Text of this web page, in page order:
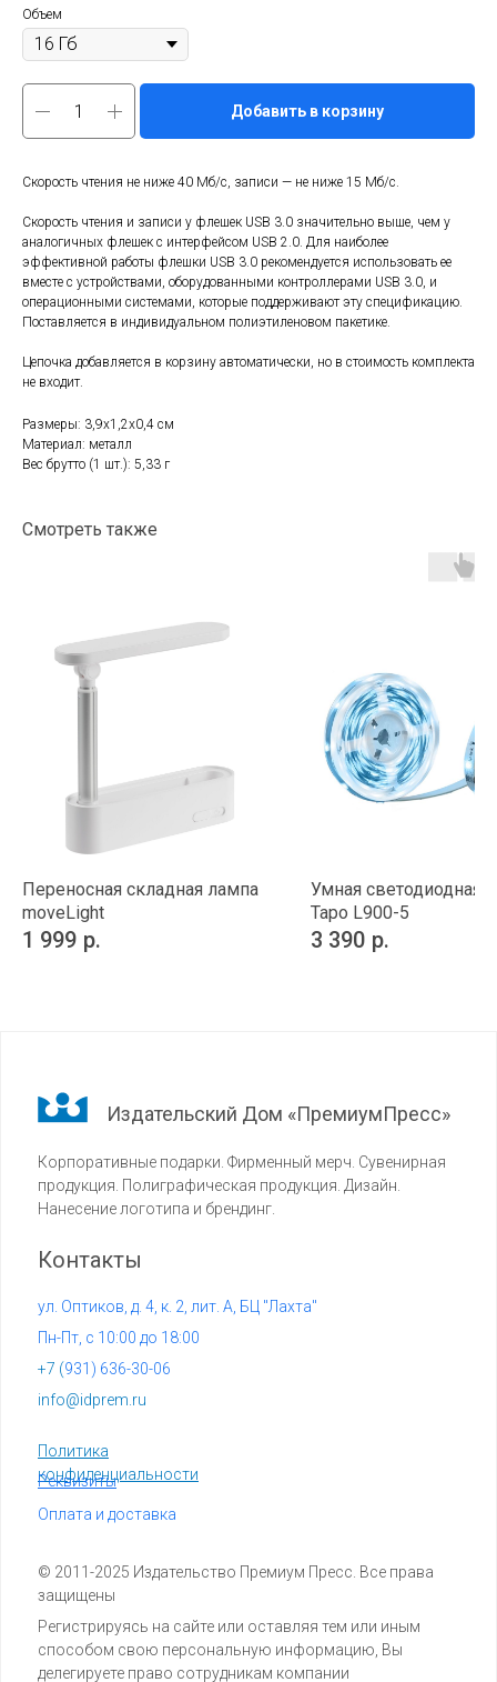
Объем
Добавить в корзину
Скорость чтения не ниже 40 Мб/с, записи — не ниже 15 Мб/с.
Скорость чтения и записи у флешек USB 3.0 значительно выше, чем у
аналогичных флешек с интерфейсом USB 2.0. Для наиболее
эффективной работы флешки USB 3.0 рекомендуется использовать ее
вместе с устройствами, оборудованными контроллерами USB 3.0, и
операционными системами, которые поддерживают эту спецификацию.
Поставляется в индивидуальном полиэтиленовом пакетике.
Цепочка добавляется в корзину автоматически, но в стоимость комплекта
не входит.
Размеры: 3,9х1,2х0,4 см
Материал: металл
Вес брутто (1 шт.): 5,33 г
Смотреть также
Переносная складная лампа
moveLight
1 999 р.
Умная светодиодная
Tapo L900-5
3 390 р.
© 2011-2025 Издательство Премиум Пресс. Все права
защищены
Издательский Дом «ПремиумПресс»
Корпоративные подарки. Фирменный мерч. Сувенирная
продукция. Полиграфическая продукция. Дизайн.
Нанесение логотипа и брендинг.
Регистрируясь на сайте или оставляя тем или иным
способом свою персональную информацию, Вы
делегируете право сотрудникам компании
info@idprem.ru
Контакты
Политика
конфиденциальности
+7 (931) 636-30-06
Реквизиты
ул. Оптиков, д. 4, к. 2, лит. А, БЦ "Лахта"
Оплата и доставка
Пн-Пт, с 10:00 до 18:00